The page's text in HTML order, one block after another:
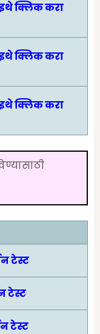
क्लिक करा
क्लिक करा
क्लिक करा
टेस्ट
टेस्ट
टेस्ट